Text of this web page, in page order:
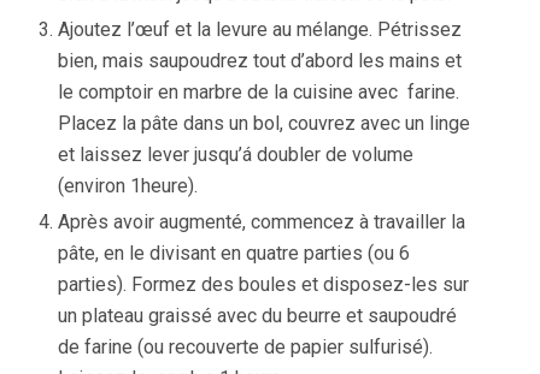
Ajoutez l’œuf et la levure au mélange. Pétrissez
bien, mais saupoudrez tout d’abord les mains et
le comptoir en marbre de la cuisine avec farine.
Placez la pâte dans un bol, couvrez avec un linge
et laissez lever jusqu’á doubler de volume
(environ 1heure).
Après avoir augmenté, commencez à travailler la
pâte, en le divisant en quatre parties (ou 6
parties). Formez des boules et disposez-les sur
un plateau graissé avec du beurre et saupoudré
de farine (ou recouverte de papier sulfurisé).